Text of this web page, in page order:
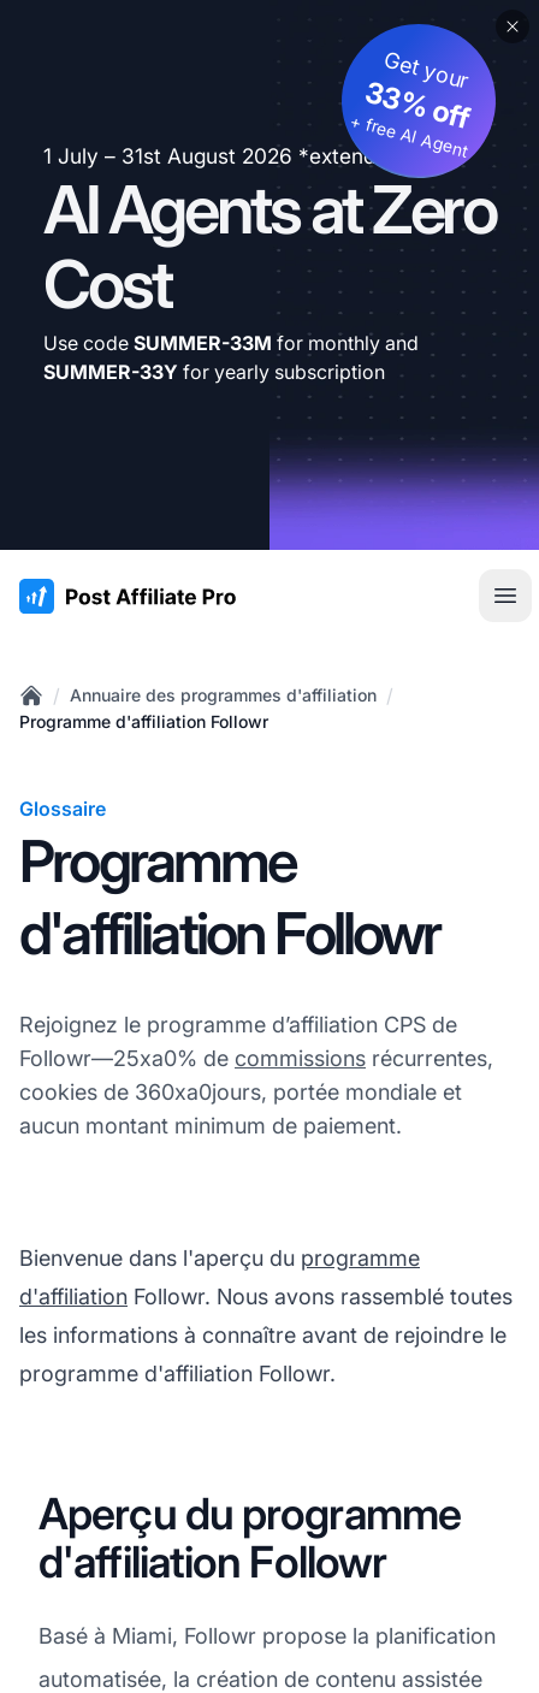
1 July – 31st August 2026 *extended
AI Agents at Zero
Cost
Get your
33% off
+ free AI Agent
Use code SUMMER-33M for monthly and
SUMMER-33Y for yearly subscription
:site.title
Home
/ Annuaire des programmes d'affiliation /
Programme d'affiliation Followr
Glossaire
Programme
d'affiliation Followr
Rejoignez le programme d’affiliation CPS de
Followr—25xa0% de commissions récurrentes,
cookies de 360xa0jours, portée mondiale et
aucun montant minimum de paiement.
Bienvenue dans l'aperçu du programme
d'affiliation Followr. Nous avons rassemblé toutes
les informations à connaître avant de rejoindre le
programme d'affiliation Followr.
Aperçu du programme
d'affiliation Followr
Basé à Miami, Followr propose la planification
automatisée, la création de contenu assistée